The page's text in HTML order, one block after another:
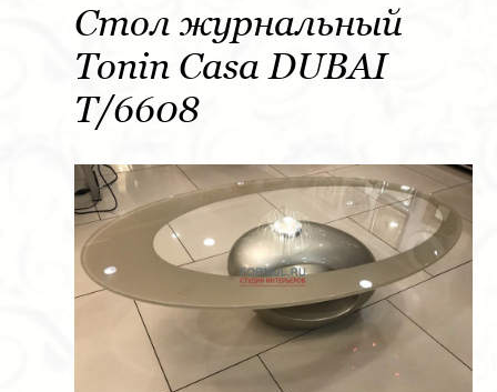
Стол журнальный
Tonin Casa DUBAI
T/6608